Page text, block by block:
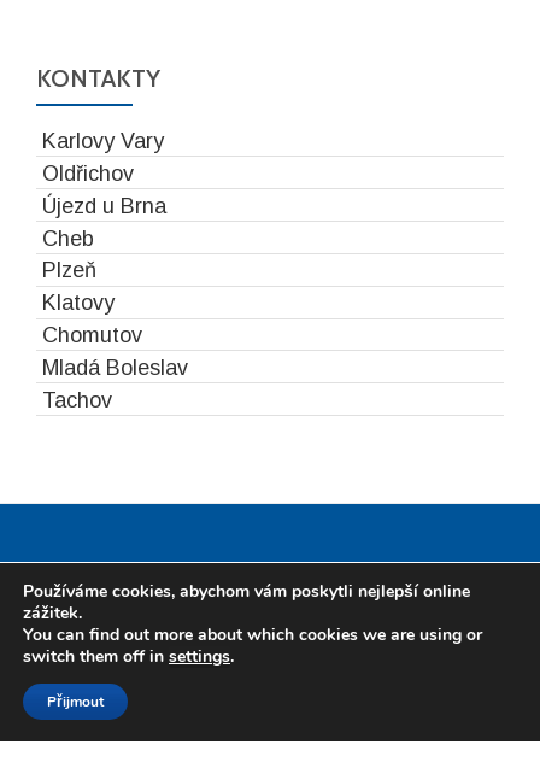
KONTAKTY
Karlovy Vary
Oldřichov
Újezd u Brna
Cheb
Plzeň
Klatovy
Chomutov
Mladá Boleslav
Tachov
Druhé
ménuKlatovy Chomutov Mladá Boleslav Tachov
Používáme cookies, abychom vám poskytli nejlepší online
zážitek.
You can find out more about which cookies we are using or
switch them off in settings.
Přijmout